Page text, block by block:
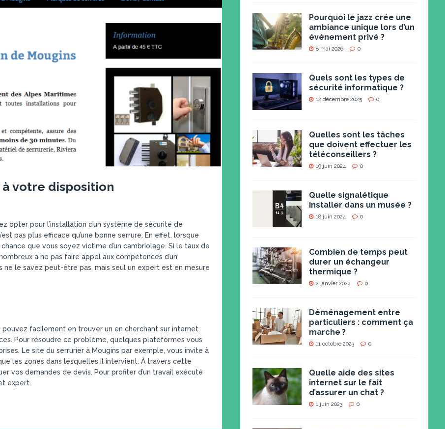
votre disposition
opter pour l’installation d’un système de sécurité de
pas plus efficace qu’une bonne serrure. En effet, lorsque
que vous soyez victime d’un cambriolage. Si le taux de
à ne pas faire appel aux compétences d’un
ne le savez peut-être pas, mais seul un expert est en mesure
pouvez facilement en trouver un en cherchant sur internet.
Pour résoudre ce problème, quelques plateformes vous
Le site du serrurier à Mougins par exemple, vous invite à
les zones dans lesquelles il intervient. À travers cette
vos demandes de devis. Pour profiter d’un travail exécuté
expert.
Pourquoi le jazz crée une
ambiance unique lors d’un
événement privé ?
8 mai 2026 0
Quels sont les types de
sécurité informatique ?
12 décembre 2025 0
Quelles sont les tâches
que doivent effectuer les
téléconseillers ?
19 juin 2024 0
Quelle signalétique
installer dans un musée ?
18 juin 2024 0
Combien de temps peut
durer un échangeur
thermique ?
2 janvier 2024 0
Déménagement entre
particuliers : comment ça
marche ?
11 octobre 2023 0
Quelle aide des sites
internet sur le fait
d’assurer un chat ?
1 juin 2023 0